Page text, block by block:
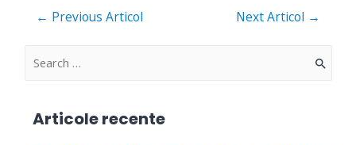
Navigare
← Previous Articol Next Articol →
S
Articole recente